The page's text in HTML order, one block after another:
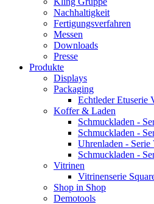
Nachhaltigkeit
Fertigungsverfahren
Messen
Downloads
Presse
Produkte
Displays
Packaging
Echtleder Etuserie
Koffer & Laden
Schmuckladen -
Schmuckladen -
Uhrenladen -
Schmuckladen -
Vitrinen
Vitrinenserie
Shop in Shop
Demotools